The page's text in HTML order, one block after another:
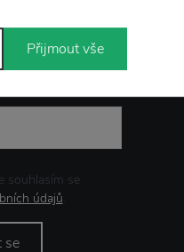
mailem
souhlasím se
údajů.
se
Přijmout vše